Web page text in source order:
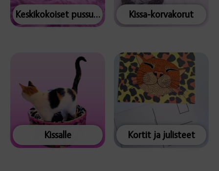
Keskikokoiset pussukat Kissa-korvakorut
Kissalle Kortit ja julisteet